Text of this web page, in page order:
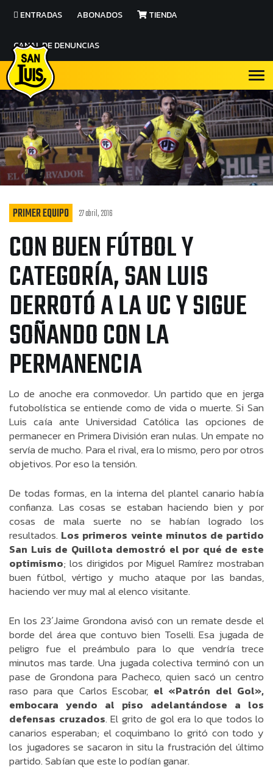
ENTRADAS ABONADOS TIENDA
CANAL DE DENUNCIAS
PRIMER EQUIPO 27 abril, 2016
CON BUEN FÚTBOL Y
CATEGORÍA, SAN LUIS
DERROTÓ A LA UC Y SIGUE
SOÑANDO CON LA
PERMANENCIA
Lo de anoche era conmovedor. Un partido que en jerga
futobolística se entiende como de vida o muerte. Si San
Luis caía ante Universidad Católica las opciones de
permanecer en Primera División eran nulas. Un empate no
servía de mucho. Para el rival, era lo mismo, pero por otros
objetivos. Por eso la tensión.
De todas formas, en la interna del plantel canario había
confianza. Las cosas se estaban haciendo bien y por
cosas de mala suerte no se habían logrado los
resultados. Los primeros veinte minutos de partido
San Luis de Quillota demostró el por qué de este
optimismo; los dirigidos por Miguel Ramírez mostraban
buen fútbol, vértigo y mucho ataque por las bandas,
haciendo ver muy mal al elenco visitante.
En los 23´Jaime Grondona avisó con un remate desde el
borde del área que contuvo bien Toselli. Esa jugada de
peligro fue el preámbulo para lo que vendría trece
minutos mas tarde. Una jugada colectiva terminó con un
pase de Grondona para Pacheco, quien sacó un centro
raso para que Carlos Escobar, el «Patrón del Gol»,
embocara yendo al piso adelantándose a los
defensas cruzados. El grito de gol era lo que todos lo
canarios esperaban; el coquimbano lo gritó con todo y
los jugadores se sacaron in situ la frustración del último
partido. Sabían que este lo podían ganar.